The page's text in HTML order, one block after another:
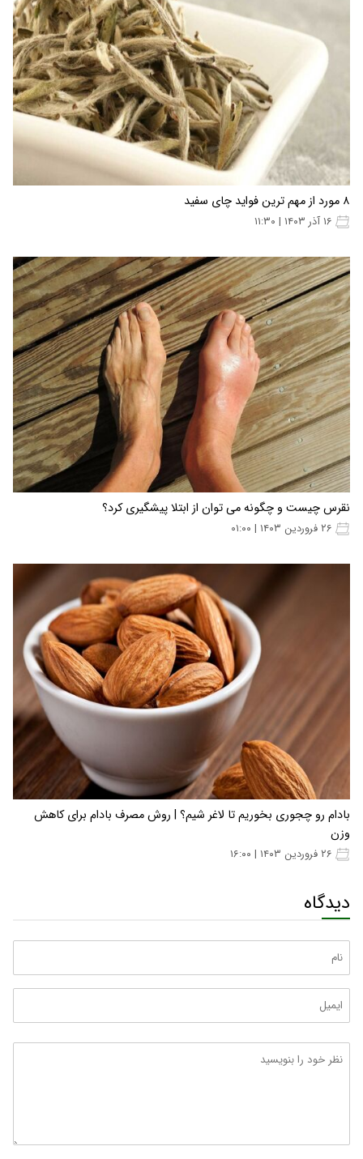
۸ مورد از مهم ترین فواید چای سفید
نقرس چیست و چگونه می توان از ابتلا پیشگیری کرد؟
بادام رو چجوری بخوریم تا لاغر شیم؟ | روش مصرف بادام برای کاهش
وزن
دیدگاه